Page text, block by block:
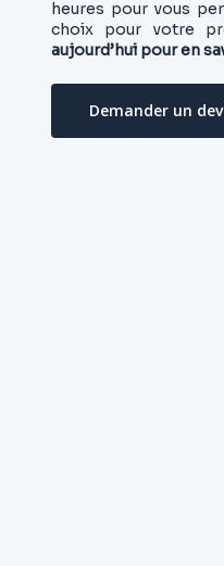
heures pour vous
choix pour votre
aujourd’hui pour en
Demander un